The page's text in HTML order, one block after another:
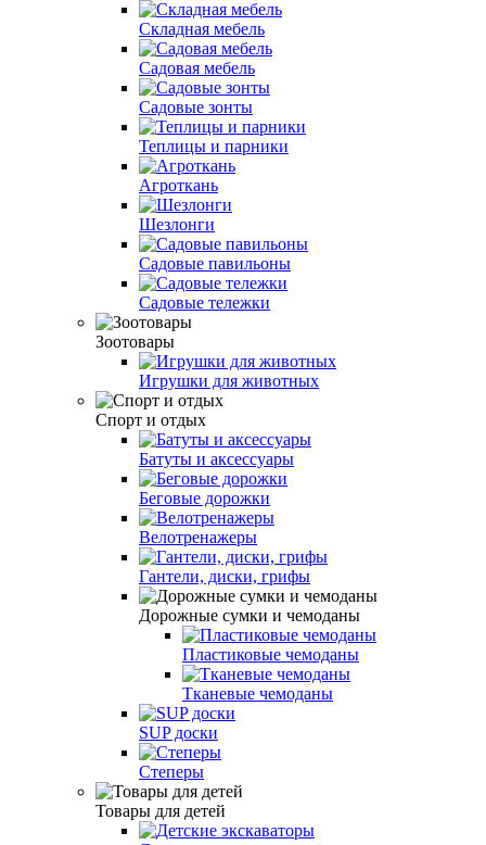
Складная мебель
Садовая мебель
Садовые зонты
Теплицы и парники
Агроткань
Шезлонги
Садовые павильоны
Садовые тележки
Зоотовары
Игрушки для животных
Спорт и отдых
Батуты и аксессуары
Беговые дорожки
Велотренажеры
Гантели, диски, грифы
Дорожные сумки и чемоданы
Пластиковые чемоданы
Тканевые чемоданы
SUP доски
Степеры
Товары для детей